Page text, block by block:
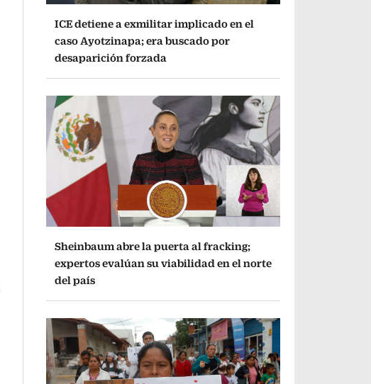
ICE detiene a exmilitar implicado en el
caso Ayotzinapa; era buscado por
desaparición forzada
Sheinbaum abre la puerta al fracking;
expertos evalúan su viabilidad en el norte
del país